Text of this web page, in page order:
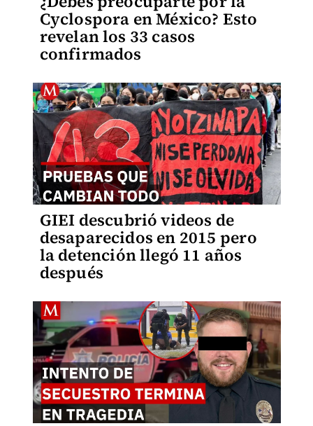
Cyclospora en México? Esto
revelan los 33 casos
confirmados
GIEI descubrió videos de
desaparecidos en 2015 pero
la detención llegó 11 años
después